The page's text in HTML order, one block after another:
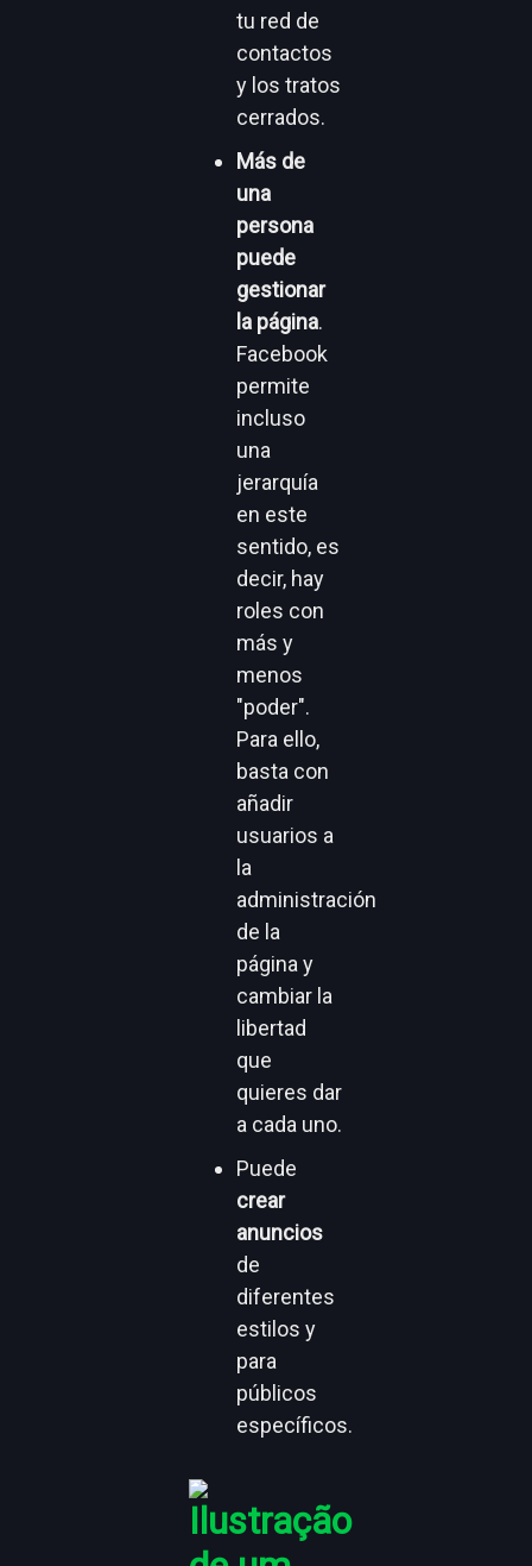
tu red de
contactos
y los tratos
cerrados.
Más de
una
persona
puede
gestionar
la página.
Facebook
permite
incluso
una
jerarquía
en este
sentido, es
decir, hay
roles con
más y
menos
"poder".
Para ello,
basta con
añadir
usuarios a
la
administración
de la
página y
cambiar la
libertad
que
quieres dar
a cada uno.
Puede
crear
anuncios
de
diferentes
estilos y
para
públicos
específicos.